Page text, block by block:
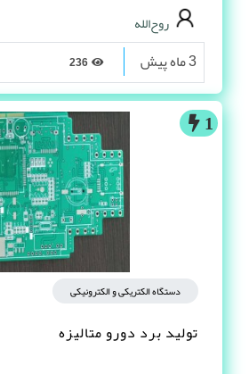
روح‌الله
3 ماه پیش
1
دستگاه الکتریکی و الکترونیکی
تولید برد دورو متالیزه